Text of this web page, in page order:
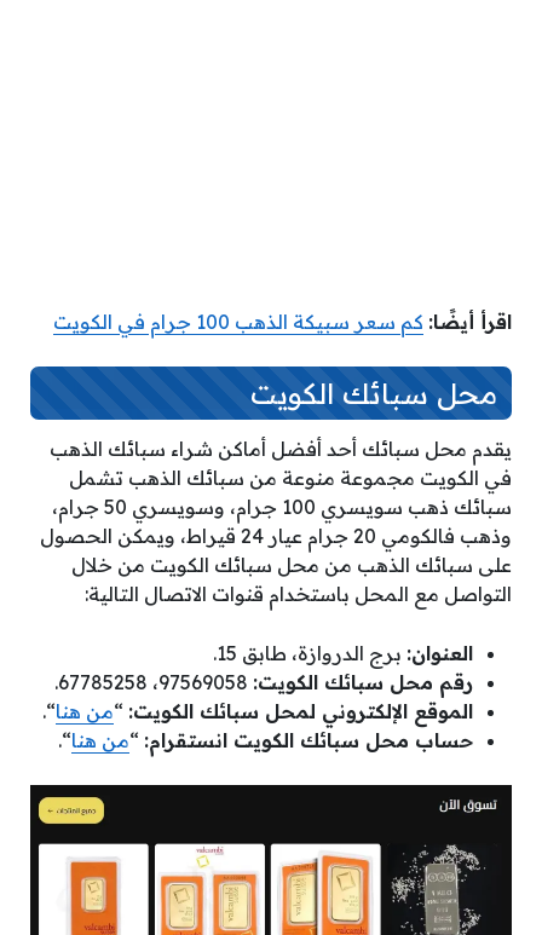
اقرأ أيضًا: كم سعر سبيكة الذهب 100 جرام في الكويت
محل سبائك الكويت
يقدم محل سبائك أحد أفضل أماكن شراء سبائك الذهب
في الكويت مجموعة منوعة من سبائك الذهب تشمل
سبائك ذهب سويسري 100 جرام، وسويسري 50 جرام،
وذهب فالكومي 20 جرام عيار 24 قيراط، ويمكن الحصول
على سبائك الذهب من محل سبائك الكويت من خلال
التواصل مع المحل باستخدام قنوات الاتصال التالية:
العنوان: برج الدروازة، طابق 15.
رقم محل سبائك الكويت:
الموقع الإلكتروني لمحل سبائك الكويت: “من هنا“.
حساب محل سبائك الكويت انستقرام: “من هنا“.